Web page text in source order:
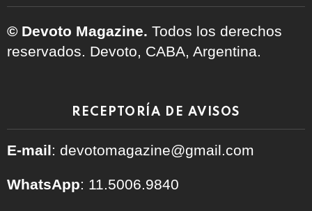
© Devoto Magazine. Todos los derechos
reservados. Devoto, CABA, Argentina.
RECEPTORÍA DE AVISOS
E-mail: devotomagazine@gmail.com
WhatsApp: 11.5006.9840